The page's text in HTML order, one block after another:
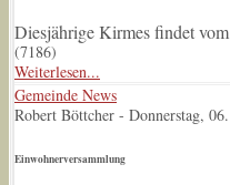
Diesjährige Kirmes findet
(7186)
Weiterlesen...
Gemeinde News
Robert Böttcher - Donnerstag,
Einwohnerversammlung